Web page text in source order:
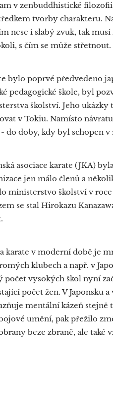
v zenbuddhistické
tvorby charakteru.
nese i slabý zvuk, tak
s čím se může
bylo poprvé předvedeno
pedagogické škole, byl
školství. Jeho ukázky
v Tokiu. Namísto
do doby, kdy byl schopen
asociace karate (JKA)
jen málo členů a
ministerstvo školství v
se stal Hirokazu
karate v moderní době je
klubech a např. v
počet vysokých škol nyní
počet žen. V Japonsku
mentální kázeň stejně
umění, pak přežilo
beze zbraně, ale